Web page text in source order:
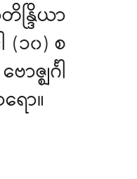
န္ဒြိယာ
(၁၀) စ
ဈင်္ဂါ
ော။